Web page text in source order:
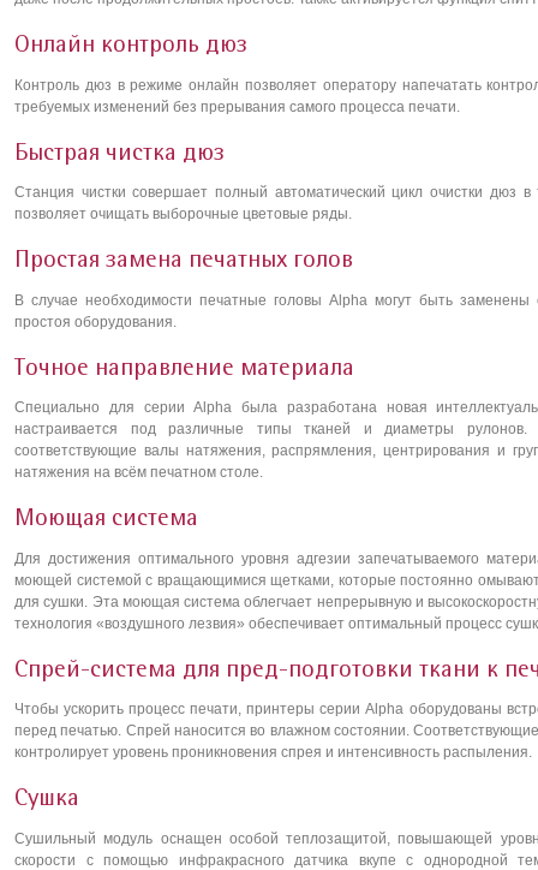
Онлайн контроль дюз
Контроль дюз в режиме онлайн позволяет оператору напечатать
требуемых изменений без прерывания самого процесса печати.
Быстрая чистка дюз
Станция чистки совершает полный автоматический цикл очистки дюз
позволяет очищать выборочные цветовые ряды.
Простая замена печатных голов
В случае необходимости печатные головы Alpha могут быть
простоя оборудования.
Точное направление материала
Специально для серии Alpha была разработана новая
настраивается под различные типы тканей и диаметры
соответствующие валы натяжения, распрямления, центрирования и
натяжения на всём печатном столе.
Моющая система
Для достижения оптимального уровня адгезии запечатываемого
моющей системой с вращающимися щетками, которые постоянно
для сушки. Эта моющая система облегчает непрерывную и
технология «воздушного лезвия» обеспечивает оптимальный процесс
Спрей-система для пред-подготовки ткани к
Чтобы ускорить процесс печати, принтеры серии Alpha оборудованы
перед печатью. Спрей наносится во влажном состоянии.
контролирует уровень проникновения спрея и интенсивность распыления.
Сушка
Сушильный модуль оснащен особой теплозащитой, повышающей
скорости с помощью инфракрасного датчика вкупе с однородной